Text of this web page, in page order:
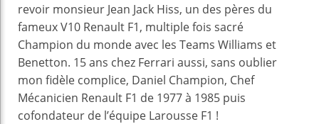
revoir monsieur Jean Jack Hiss, un des pères du
fameux V10 Renault F1, multiple fois sacré
Champion du monde avec les Teams Williams et
Benetton. 15 ans chez Ferrari aussi, sans oublier
mon fidèle complice, Daniel Champion, Chef
Mécanicien Renault F1 de 1977 à 1985 puis
cofondateur de l’équipe Larousse F1 !